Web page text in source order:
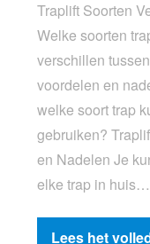
Traplift Soorten
Welke soorten
verschillen
voordelen en
welke soort trap
gebruiken?
en Nadelen Je
elke trap in huis…
Lees het